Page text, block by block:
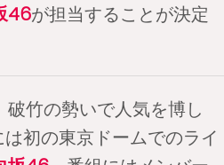
46が担当することが決定
竹の勢いで人気を博し
初の東京ドームでのライ